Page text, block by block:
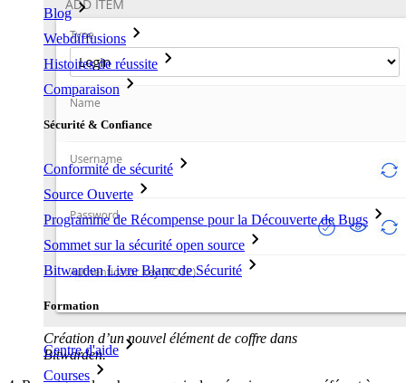
Blog
Webdiffusions
Histoires de réussite
Comparaison
Sécurité & Confiance
Conformité de sécurité
Source Ouverte
Programme de Récompense pour la Découverte de Bugs
Sommet sur la sécurité open source
Bitwarden Livre Blanc de Sécurité
Formation
Centre d'aide
Courses
Création d’un nouvel élément de coffre dans
Bitwarden.